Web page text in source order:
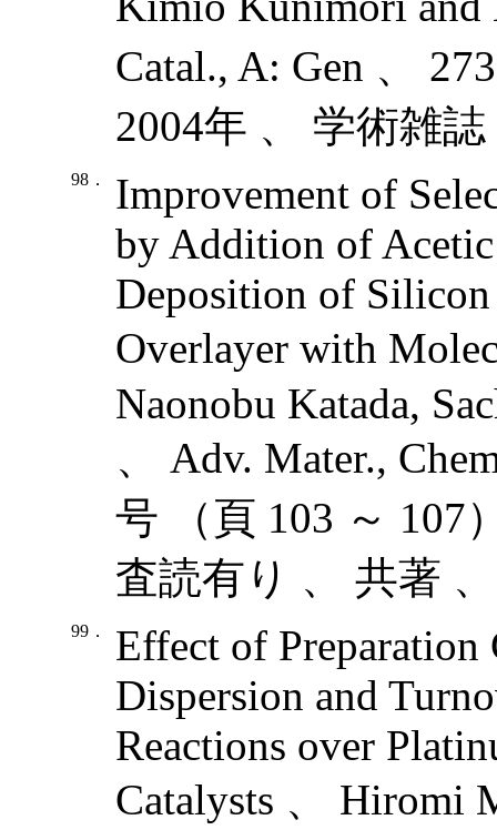
Catal., A: Gen 、
2004年 、 学術雑
98．
Improvement of
by Addition of
Deposition of
Overlayer with
Naonobu Katada,
、 Adv. Mater.,
号 （頁 103 ～ 107
査読有り 、 共著
99．
Effect of
Dispersion and
Reactions over
Catalysts 、 Hiromi